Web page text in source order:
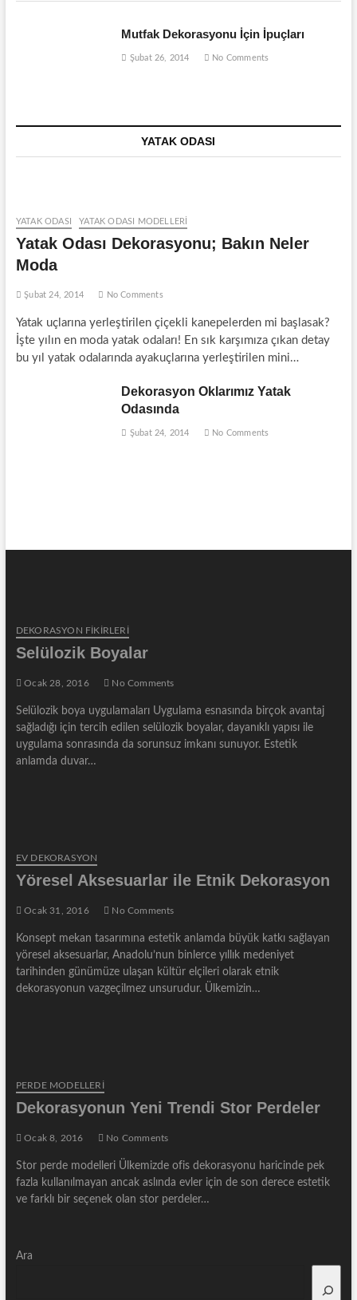
Mutfak Dekorasyonu İçin İpuçları
Şubat 26, 2014 No Comments
YATAK ODASI
YATAK ODASI YATAK ODASI MODELLERI
Yatak Odası Dekorasyonu; Bakın Neler
Moda
Şubat 24, 2014 No Comments
Yatak uçlarına yerleştirilen çiçekli kanepelerden mi başlasak?
İşte yılın en moda yatak odaları! En sık karşımıza çıkan detay
bu yıl yatak odalarında ayakuçlarına yerleştirilen mini…
Dekorasyon Oklarımız Yatak
Odasında
Şubat 24, 2014 No Comments
DEKORASYON FİKİRLERİ
Selülozik Boyalar
Ocak 28, 2016 No Comments
Selülozik boya uygulamaları Uygulama esnasında birçok avantaj
sağladığı için tercih edilen selülozik boyalar, dayanıklı yapısı ile
uygulama sonrasında da sorunsuz imkanı sunuyor. Estetik
anlamda duvar…
EV DEKORASYON
Yöresel Aksesuarlar ile Etnik Dekorasyon
Ocak 31, 2016 No Comments
Konsept mekan tasarımına estetik anlamda büyük katkı sağlayan
yöresel aksesuarlar, Anadolu’nun binlerce yıllık medeniyet
tarihinden günümüze ulaşan kültür elçileri olarak etnik
dekorasyonun vazgeçilmez unsurudur. Ülkemizin…
PERDE MODELLERI
Dekorasyonun Yeni Trendi Stor Perdeler
Ocak 8, 2016 No Comments
Stor perde modelleri Ülkemizde ofis dekorasyonu haricinde pek
fazla kullanılmayan ancak aslında evler için de son derece estetik
ve farklı bir seçenek olan stor perdeler…
Ara